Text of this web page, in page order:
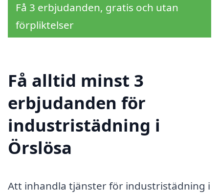
Få 3 erbjudanden, gratis och utan
förpliktelser
Få alltid minst 3
erbjudanden för
industristädning i
Örslösa
Att inhandla tjänster för industristädning i